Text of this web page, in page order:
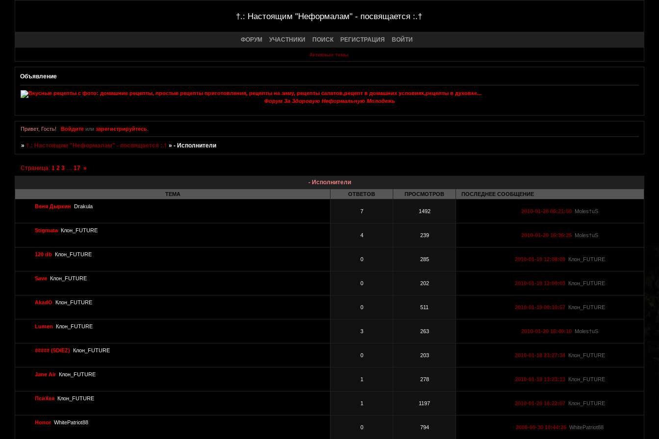
†.: Настоящим "Неформалам" - посвящается :.†
ФОРУМ УЧАСТНИКИ ПОИСК РЕГИСТРАЦИЯ ВОЙТИ
Активные темы
Объявление
Форум За Здоровую Неформальную Молодежь
Привет, Гость! Войдитеили зарегистрируйтесь.
»†.: Настоящим "Неформалам" - посвящается :.† »- Исполнители
- Исполнители
Страница:1 2 3 … 17 »
ТЕМА ОТВЕТОВ ПРОСМОТРОВ ПОСЛЕДНЕЕ СООБЩЕНИЕ
Веня Дыркин Drakula
7
1492 2010-01-28 06:21:50 Moles†uS
Stigmata Клон_FUTURE
4
239 2010-01-20 16:36:25 Moles†uS
120 db Клон_FUTURE
0
285 2010-01-19 12:08:00 Клон_FUTURE
Save Клон_FUTURE
0
202 2010-01-19 12:00:03 Клон_FUTURE
AkadO Клон_FUTURE
0
511 2010-01-19 00:10:57 Клон_FUTURE
Lumen Клон_FUTURE
3
263 2010-01-20 16:40:10 Moles†uS
##### (5DIEZ) Клон_FUTURE
0
203 2010-01-18 23:27:34 Клон_FUTURE
Jane Air Клон_FUTURE
1
278 2010-01-19 13:23:13 Клон_FUTURE
ПсиХея Клон_FUTURE
1
1197 2010-01-20 18:22:07 Клон_FUTURE
Honor WhitePatriot88
0
794 2008-09-30 10:44:26 WhitePatriot88